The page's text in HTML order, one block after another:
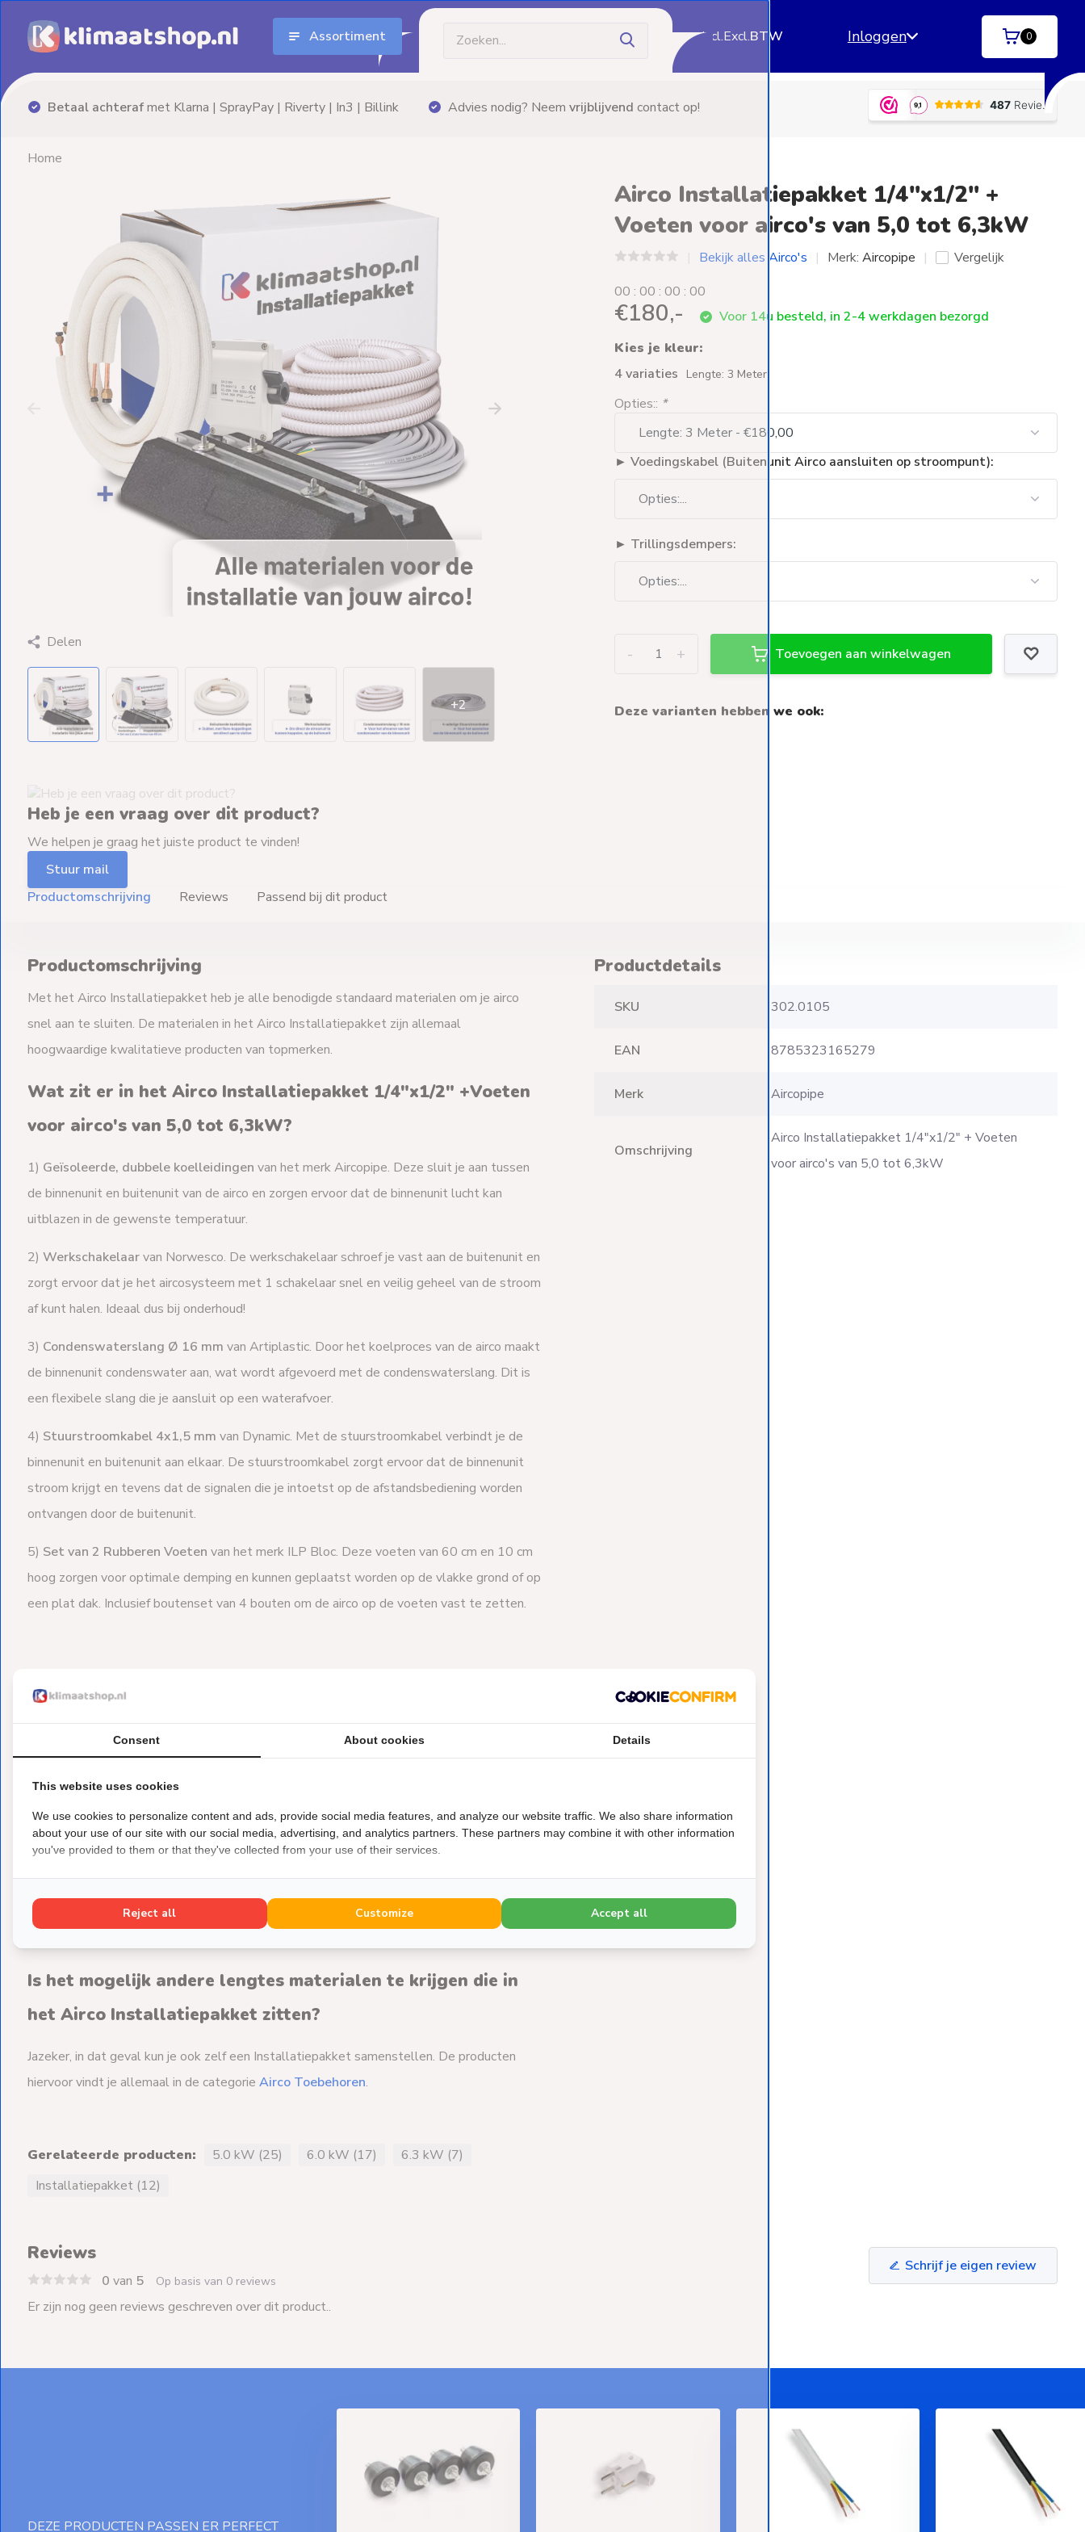
Assortiment Incl.Excl.BTW Inloggen 0
Advies nodig? Neemvrijblijvendcontact op! Gratis bezorgingvanaf €60,- (m.u.v. palletzendingen) Betaal achterafmet Klarna | SprayPay
Aanbiedingen
Elektrische
Installatiematerialen
Terrasverwarming
Ventilators
Spoed- en
Weekendleveringen
Klantenservice
Home
Delen
+2
Heb je een vraag over dit product?
We helpen je graag het juiste product te vinden!
Stuur mail
Airco Installatiepakket 1/4"x1/2" +
Voeten voor airco's van 5,0 tot 6,3kW
Bekijk alles Airco's Merk:Aircopipe
Vergelijk
00 :00 :00 :00
€180,-
Voor 14u besteld, in 2-4 werkdagen bezorgd
Kies je kleur:
4 variaties
Lengte: 3 Meter
Opties:: *
► Voedingskabel (Buitenunit Airco aansluiten op stroompunt):
► Trillingsdempers:
+
- Toevoegen aan winkelwagen
Deze varianten hebben we ook:
Productomschrijving Reviews Passend bij dit product
Productomschrijving
Met het Airco Installatiepakket heb je alle benodigde standaard materialen om je airco
snel aan te sluiten. De materialen in het Airco Installatiepakket zijn allemaal
hoogwaardige kwalitatieve producten van topmerken.
Wat zit er in het Airco Installatiepakket 1/4"x1/2" +Voeten
voor airco's van 5,0 tot 6,3kW?
1) Geïsoleerde, dubbele koelleidingen van het merk Aircopipe. Deze sluit je aan tussen
de binnenunit en buitenunit van de airco en zorgen ervoor dat de binnenunit lucht kan
uitblazen in de gewenste temperatuur.
2) Werkschakelaarvan Norwesco. De werkschakelaar schroef je vast aan de buitenunit en
zorgt ervoor dat je het aircosysteem met 1 schakelaar snel en veilig geheel van de stroom
af kunt halen. Ideaal dus bij onderhoud!
3) Condenswaterslang Ø 16 mm van Artiplastic. Door het koelproces van de airco maakt
de binnenunit condenswater aan, wat wordt afgevoerd met de condenswaterslang. Dit is
een flexibele slang die je aansluit op een waterafvoer.
4) Stuurstroomkabel 4x1,5 mm van Dynamic. Met de stuurstroomkabel verbindt je de
binnenunit en buitenunit aan elkaar. De stuurstroomkabel zorgt ervoor dat de binnenunit
stroom krijgt en tevens dat de signalen die je intoetst op de afstandsbediening worden
ontvangen door de buitenunit.
5) Set van 2 Rubberen Voeten van het merk ILP Bloc. Deze voeten van 60 cm en 10 cm
hoog zorgen voor optimale demping en kunnen geplaatst worden op de vlakke grond of op
een plat dak. Inclusief boutenset van 4 bouten om de airco op de voeten vast te zetten.
Heb ik met het Airco Installatiepakket alles wat ik nodig
heb?
Nee, in het installatiepakket zitten alleen de standaard materialen die je altijd nodig hebt.
in het Airco Installatiepakket zit sluit je aan tussen de binnenunit en buitenunit en niet op
een stroompunt). De buitenunit van stroom voorzien kan met devoedingskabel 3x2,5
mm. Dit is een sterke kabel die zeer geschikt is om de buitenunit van 230V te voorzien.
Ook deze kun je hierboven toevoegen.
Is het mogelijk andere lengtes materialen te krijgen die in
het Airco Installatiepakket zitten?
Jazeker, in dat geval kun je ook zelf een Installatiepakket samenstellen. De producten
hiervoor vindt je allemaal in de categorie Airco Toebehoren.
Gerelateerde producten: 5.0 kW (25) 6.0 kW (17)
6.3 kW (7)
Installatiepakket (12)
Productdetails
SKU 302.0105
EAN 8785323165279
Merk Aircopipe
Omschrijving
Airco Installatiepakket 1/4"x1/2" + Voeten
voor airco's van 5,0 tot 6,3kW
Reviews
0 van 5 Op basis van 0 reviews
Schrijf je eigen review
Er zijn nog geen reviews geschreven over dit product..
DEZE PRODUCTEN PASSEN ER PERFECT
€ 15,-
Consent About cookies Details
This website uses cookies
We use cookies to personalize content and ads, provide social media features, and analyze our website traffic. We also share information
about your use of our site with our social media, advertising, and analytics partners. These partners may combine it with other information
you've provided to them or that they've collected from your use of their services.
Reject all Customize Accept all